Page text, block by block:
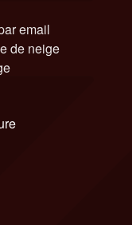
email
de neige